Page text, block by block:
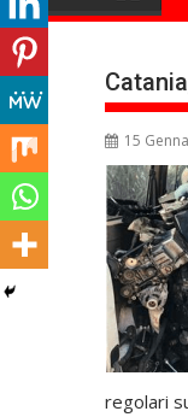
15
regolari